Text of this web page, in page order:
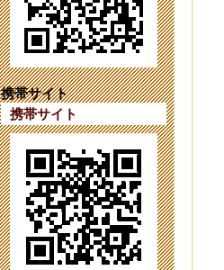
携帯サイト
携帯サイト